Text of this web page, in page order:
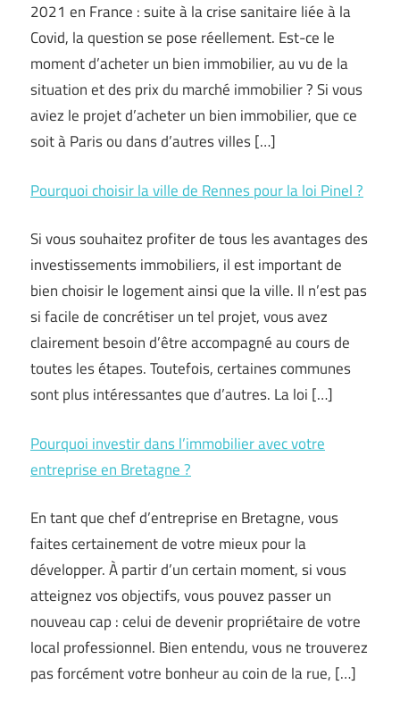
2021 en France : suite à la crise sanitaire liée à la
Covid, la question se pose réellement. Est-ce le
moment d’acheter un bien immobilier, au vu de la
situation et des prix du marché immobilier ? Si vous
aviez le projet d’acheter un bien immobilier, que ce
soit à Paris ou dans d’autres villes […]
Pourquoi choisir la ville de Rennes pour la loi Pinel ?
Si vous souhaitez profiter de tous les avantages des
investissements immobiliers, il est important de
bien choisir le logement ainsi que la ville. Il n’est pas
si facile de concrétiser un tel projet, vous avez
clairement besoin d’être accompagné au cours de
toutes les étapes. Toutefois, certaines communes
sont plus intéressantes que d’autres. La loi […]
Pourquoi investir dans l’immobilier avec votre
entreprise en Bretagne ?
En tant que chef d’entreprise en Bretagne, vous
faites certainement de votre mieux pour la
développer. À partir d’un certain moment, si vous
atteignez vos objectifs, vous pouvez passer un
nouveau cap : celui de devenir propriétaire de votre
local professionnel. Bien entendu, vous ne trouverez
pas forcément votre bonheur au coin de la rue, […]